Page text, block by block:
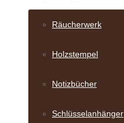
Räucherwerk
Holzstempel
Notizbücher
Schlüsselanhänger